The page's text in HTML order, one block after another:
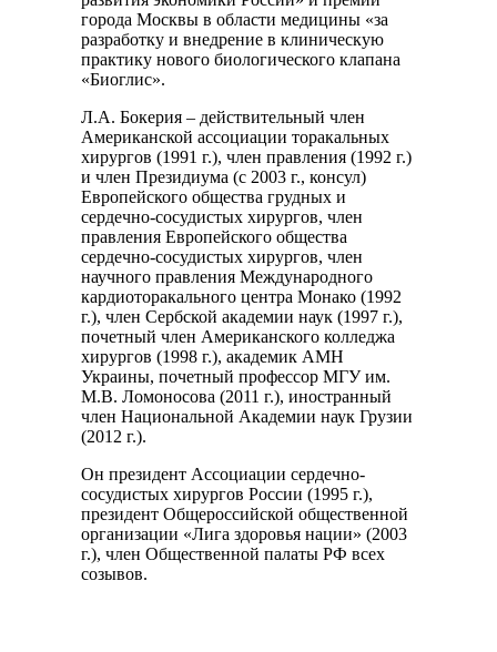
города Москвы в области медицины «за
разработку и внедрение в клиническую
практику нового биологического клапана
«Биоглис».
Л.А. Бокерия – действительный член
Американской ассоциации торакальных
хирургов (1991 г.), член правления (1992 г.)
и член Президиума (с 2003 г., консул)
Европейского общества грудных и
сердечно-сосудистых хирургов, член
правления Европейского общества
сердечно-сосудистых хирургов, член
научного правления Международного
кардиоторакального центра Монако (1992
г.), член Сербской академии наук (1997 г.),
почетный член Американского колледжа
хирургов (1998 г.), академик АМН
Украины, почетный профессор МГУ им.
М.В. Ломоносова (2011 г.), иностранный
член Национальной Академии наук Грузии
(2012 г.).
Он президент Ассоциации сердечно-
сосудистых хирургов России (1995 г.),
президент Общероссийской общественной
организации «Лига здоровья нации» (2003
г.), член Общественной палаты РФ всех
созывов.